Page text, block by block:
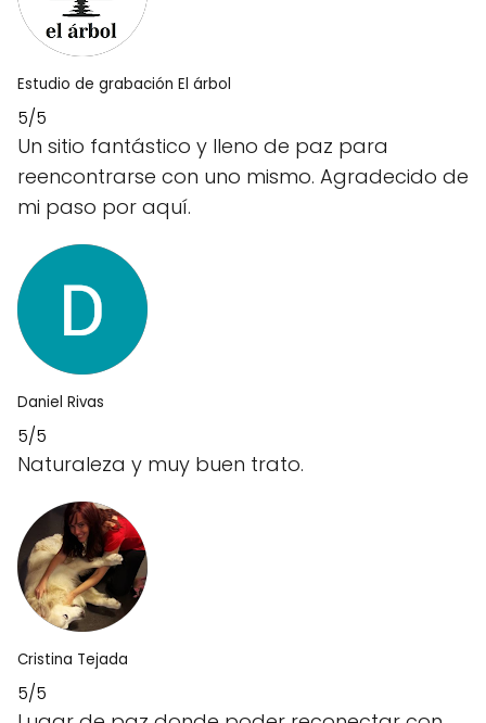
Estudio de grabación El árbol
5/5
Un sitio fantástico y lleno de paz para
reencontrarse con uno mismo. Agradecido de
mi paso por aquí.
Daniel Rivas
5/5
Naturaleza y muy buen trato.
Cristina Tejada
5/5